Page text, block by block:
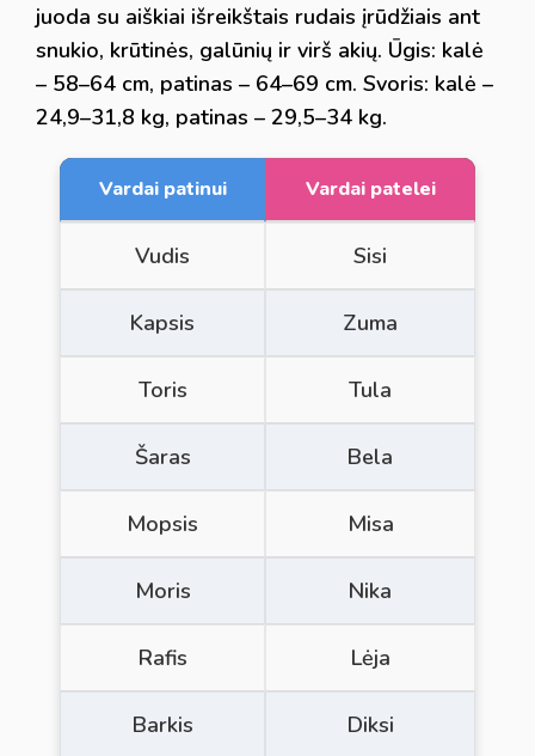
juoda su aiškiai išreikštais rudais įrūdžiais ant
snukio, krūtinės, galūnių ir virš akių. Ūgis: kalė
– 58–64 cm, patinas – 64–69 cm. Svoris: kalė –
24,9–31,8 kg, patinas – 29,5–34 kg.
Vardai patinui Vardai patelei
Vudis Sisi
Kapsis Zuma
Toris Tula
Šaras Bela
Mopsis Misa
Moris Nika
Rafis Lėja
Barkis Diksi